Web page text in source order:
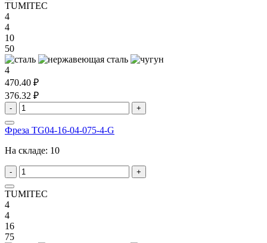
TUMITEC
4
4
10
50
4
470.40 ₽
376.32 ₽
- +
Фреза TG04-16-04-075-4-G
На складе: 10
- +
TUMITEC
4
4
16
75